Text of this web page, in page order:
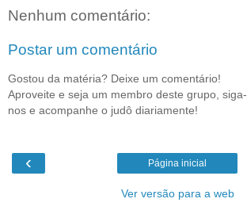
Nenhum comentário:
Postar um comentário
Gostou da matéria? Deixe um comentário!
Aproveite e seja um membro deste grupo, siga-
nos e acompanhe o judô diariamente!
‹ Página inicial
Ver versão para a web